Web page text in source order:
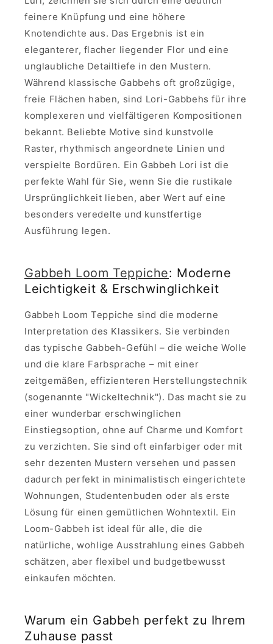
feinere Knüpfung und eine höhere
Knotendichte aus. Das Ergebnis ist ein
eleganterer, flacher liegender Flor und eine
unglaubliche Detailtiefe in den Mustern.
Während klassische Gabbehs oft großzügige,
freie Flächen haben, sind Lori-Gabbehs für ihre
komplexeren und vielfältigeren Kompositionen
bekannt. Beliebte Motive sind kunstvolle
Raster, rhythmisch angeordnete Linien und
verspielte Bordüren. Ein Gabbeh Lori ist die
perfekte Wahl für Sie, wenn Sie die rustikale
Ursprünglichkeit lieben, aber Wert auf eine
besonders veredelte und kunstfertige
Ausführung legen.
Gabbeh Loom Teppiche: Moderne
Leichtigkeit & Erschwinglichkeit
Gabbeh Loom Teppiche sind die moderne
Interpretation des Klassikers. Sie verbinden
das typische Gabbeh-Gefühl – die weiche Wolle
und die klare Farbsprache – mit einer
zeitgemäßen, effizienteren Herstellungstechnik
(sogenannte "Wickeltechnik"). Das macht sie zu
einer wunderbar erschwinglichen
Einstiegsoption, ohne auf Charme und Komfort
zu verzichten. Sie sind oft einfarbiger oder mit
sehr dezenten Mustern versehen und passen
dadurch perfekt in minimalistisch eingerichtete
Wohnungen, Studentenbuden oder als erste
Lösung für einen gemütlichen Wohntextil. Ein
Loom-Gabbeh ist ideal für alle, die die
natürliche, wohlige Ausstrahlung eines Gabbeh
schätzen, aber flexibel und budgetbewusst
einkaufen möchten.
Warum ein Gabbeh perfekt zu Ihrem
Zuhause passt